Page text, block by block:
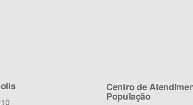
Centro de
População